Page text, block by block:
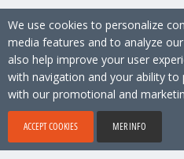
We use cookies to personalize
media features and to analyze
also help improve your user
with navigation and your ability to
with our promotional and
ACCEPT COOKIES MER INFO